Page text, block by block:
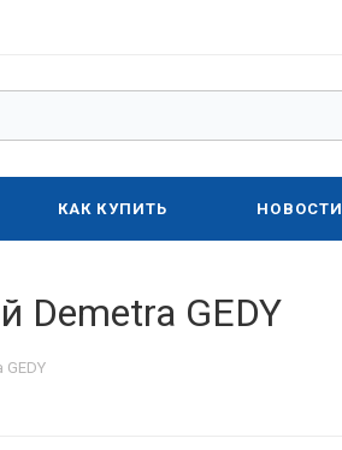
КАК КУПИТЬ НОВОСТИ
Demetra GEDY